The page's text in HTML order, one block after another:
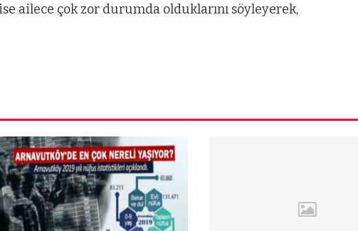
ailece çok zor durumda olduklarını söyleyerek,